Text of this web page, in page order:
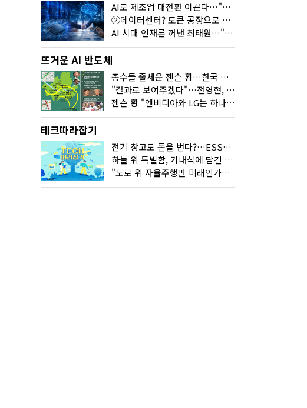
AI로 제조업 대전환 이끈다…"2030년까지 민관합동 20조 투자"
②데이터센터? 토큰 공장으로 변신
AI 시대 인재론 꺼낸 최태원…"협업이 경쟁력"
뜨거운 AI 반도체
총수들 줄세운 젠슨 황…한국 산업계 새판 짰다
"결과로 보여주겠다"…전영현, 젠슨 황과 HBM5 논의
젠슨 황 "엔비디아와 LG는 하나의 거대한 팀"
테크따라잡기
전기 창고도 돈을 번다?…ESS의 '두뇌' EMO가 뭐길래
하늘 위 특별함, 기내식에 담긴 기술의 세계
"도로 위 자율주행만 미래인가요"…진흙탕서 길 내는 HD현대 AI 기술